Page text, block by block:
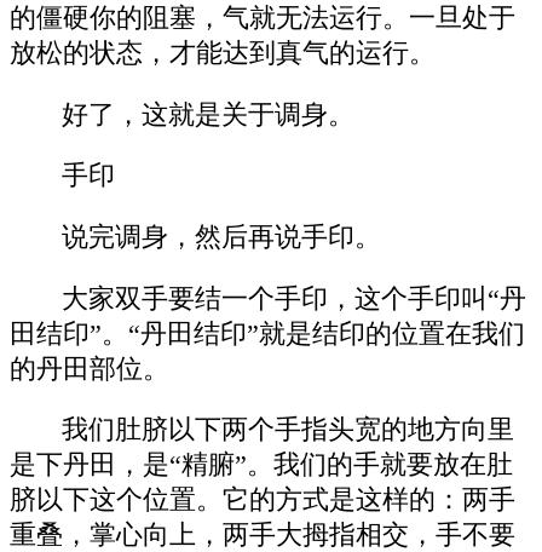
的僵硬你的阻塞，气就无法运行。一旦处于
放松的状态，才能达到真气的运行。
好了，这就是关于调身。
手印
说完调身，然后再说手印。
大家双手要结一个手印，这个手印叫“丹
田结印”。“丹田结印”就是结印的位置在我们
的丹田部位。
我们肚脐以下两个手指头宽的地方向里
是下丹田，是“精腑”。我们的手就要放在肚
脐以下这个位置。它的方式是这样的：两手
重叠，掌心向上，两手大拇指相交，手不要